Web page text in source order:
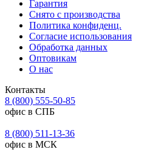
Гарантия
Снято с производства
Политика конфиденц.
Согласие использования
Обработка данных
Оптовикам
О нас
Контакты
8 (800) 555-50-85
офис в СПБ
8 (800) 511-13-36
офис в МСК